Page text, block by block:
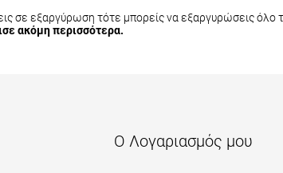
σε εξαργύρωση τότε μπορείς να εξαργυρώσεις όλο
ακόμη περισσότερα.
Ο Λογαριασμός μου